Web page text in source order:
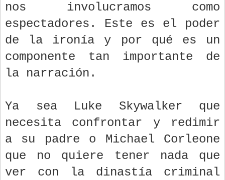
nos involucramos como
espectadores. Este es el poder
de la ironía y por qué es un
componente tan importante de
la narración.
Ya sea Luke Skywalker que
necesita confrontar y redimir
a su padre o Michael Corleone
que no quiere tener nada que
ver con la dinastía criminal